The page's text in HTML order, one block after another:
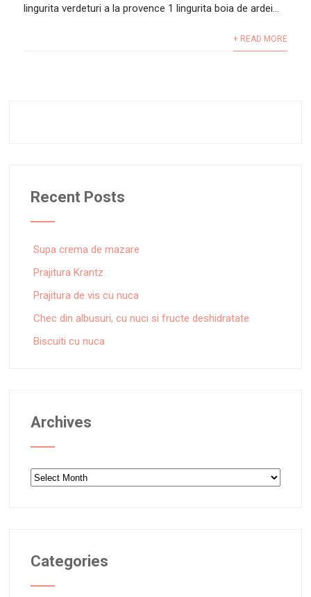
lingurita verdeturi a la provence 1 lingurita boia de ardei...
+ READ MORE
Recent Posts
Supa crema de mazare
Prajitura Krantz
Prajitura de vis cu nuca
Chec din albusuri, cu nuci si fructe deshidratate
Biscuiti cu nuca
Archives
Archives
Categories